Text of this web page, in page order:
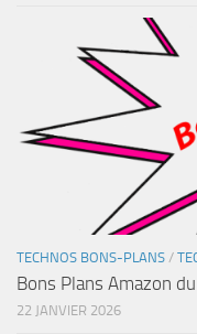
TECHNOS BONS-PLANS /
Bons Plans Amazon
22 JANVIER 2026